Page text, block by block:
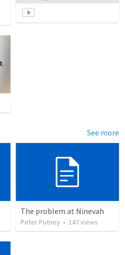
See more
The problem at Ninevah
Peter Putney • 147views